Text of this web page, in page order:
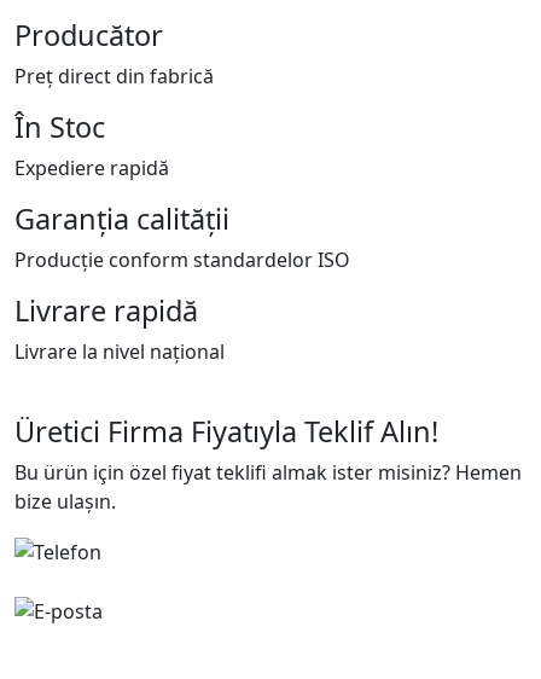
Producător
Preț direct din fabrică
În Stoc
Expediere rapidă
Garanția calității
Producție conform standardelor ISO
Livrare rapidă
Livrare la nivel național
Üretici Firma Fiyatıyla Teklif Alın!
Bu ürün için özel fiyat teklifi almak ister misiniz? Hemen
bize ulaşın.